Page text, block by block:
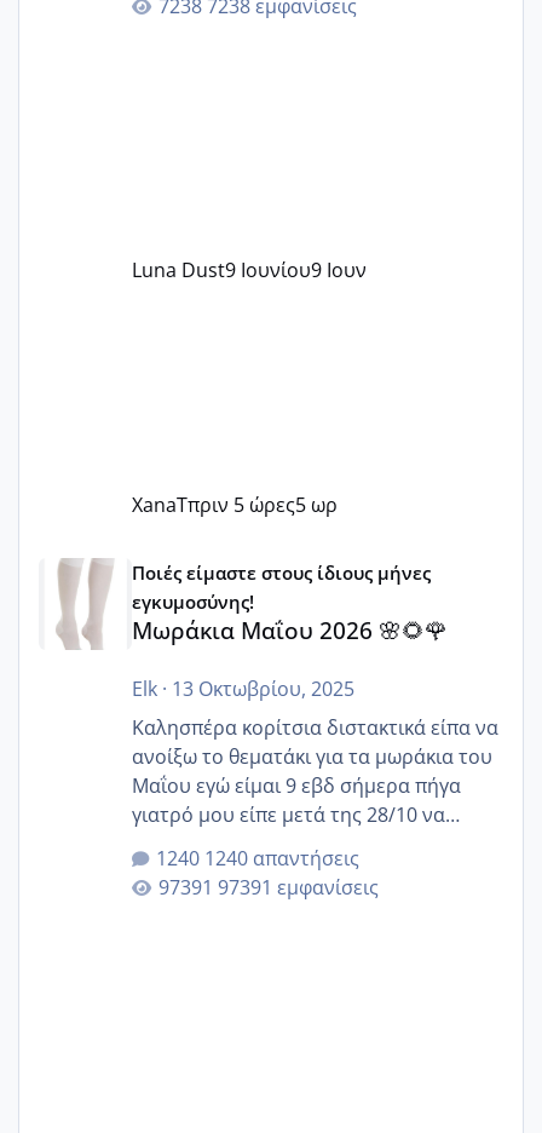
περνάνε με τίποτα.
7238 εμφανίσεις
Luna Dust9 Ιουνίου9 Ιουν
XanaTπριν 5 ώρες5 ωρ
Μωράκια Μαΐου 2026 🌸🌻🌹
Ποιές είμαστε στους ίδιους μήνες
εγκυμοσύνης!
Μωράκια Μαΐου 2026 🌸🌻🌹
Elk· 13 Οκτωβρίου, 2025
Καλησπέρα κορίτσια διστακτικά είπα να
ανοίξω το θεματάκι για τα μωράκια του
Μαΐου εγώ είμαι 9 εβδ σήμερα πήγα
γιατρό μου είπε μετά της 28/10 να
κλείσω ραντεβού για την αυχενική είναι
καμιά άλλη κοπέλα να γεννάει Μάιο ;;
1240 απαντήσεις
97391 εμφανίσεις